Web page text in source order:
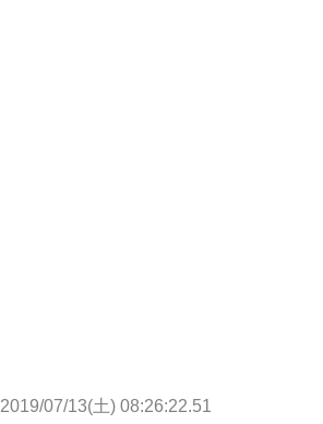
2019/07/13(土) 08:26:22.51